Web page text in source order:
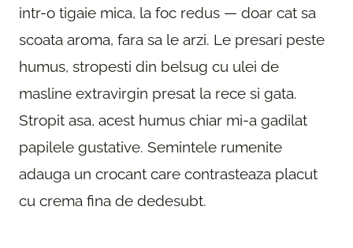
intr-o tigaie mica, la foc redus — doar cat sa
scoata aroma, fara sa le arzi. Le presari peste
humus, stropesti din belsug cu ulei de
masline extravirgin presat la rece si gata.
Stropit asa, acest humus chiar mi-a gadilat
papilele gustative. Semintele rumenite
adauga un crocant care contrasteaza placut
cu crema fina de dedesubt.